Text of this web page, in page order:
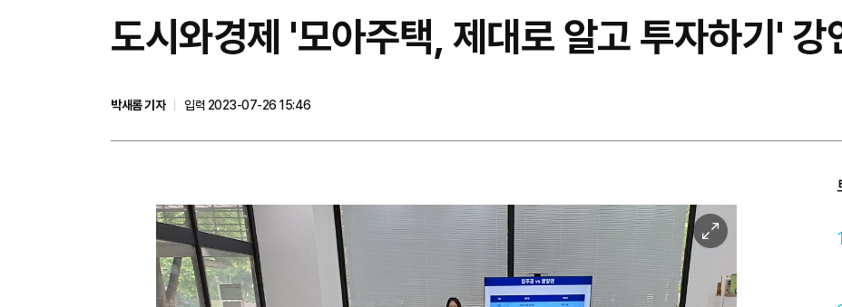
도시와경제 '모아주택, 제대로 알고 투자하기' 강
박새롬 기자
입력 2023-07-26 15:46
이
미
1